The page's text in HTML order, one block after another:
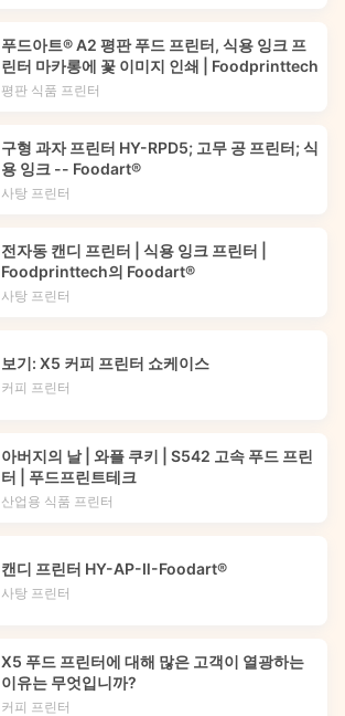
푸드아트® A2 평판 푸드 프린터, 식용 잉크 프
린터 마카롱에 꽃 이미지 인쇄 | Foodprinttech
평판 식품 프린터
구형 과자 프린터 HY-RPD5; 고무 공 프린터; 식
용 잉크 -- Foodart®
사탕 프린터
전자동 캔디 프린터 | 식용 잉크 프린터 |
Foodprinttech의 Foodart®
사탕 프린터
보기: X5 커피 프린터 쇼케이스
커피 프린터
아버지의 날 | 와플 쿠키 | S542 고속 푸드 프린
터 | 푸드프린트테크
산업용 식품 프린터
캔디 프린터 HY-AP-Ⅱ-Foodart®
사탕 프린터
X5 푸드 프린터에 대해 많은 고객이 열광하는
이유는 무엇입니까?
커피 프린터